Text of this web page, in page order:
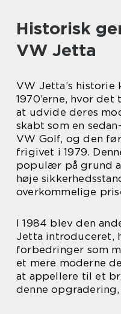
Historisk
VW Jetta
VW Jetta’s historie
1970’erne, hvor
at udvide deres
skabt som en
VW Golf, og den
frigivet i 1979.
populær på grund
høje
overkommelige
I 1984 blev den
Jetta introduceret,
forbedringer som
et mere moderne
at appellere til et
denne